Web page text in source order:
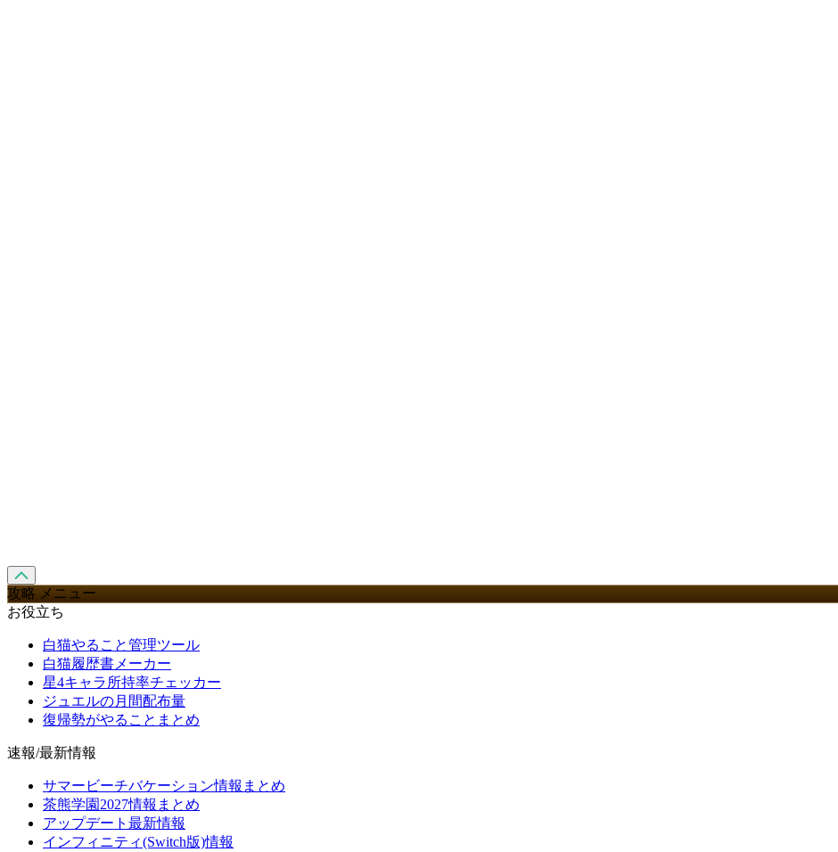
攻略 メニュー
お役立ち
白猫やること管理ツール
白猫履歴書メーカー
星4キャラ所持率チェッカー
ジュエルの月間配布量
復帰勢がやることまとめ
速報/最新情報
サマービーチバケーション情報まとめ
茶熊学園2027情報まとめ
アップデート最新情報
インフィニティ(Switch版)情報